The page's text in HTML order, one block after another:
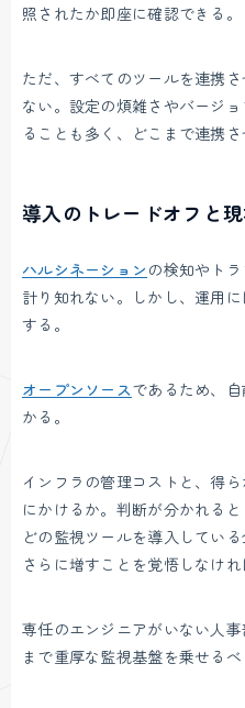
照されたか即座に確認できる。
ただ、すべてのツールを連携
ない。設定の煩雑さやバージ
ることも多く、どこまで連携さ
導入のトレードオフと
ハルシネーション の検知やト
計り知れない。しかし、運用
する。
オープンソースであるため、
かる。
インフラの管理コストと、得
にかけるか。判断が分かれる
どの監視ツールを導入してい
さらに増すことを覚悟しなけれ
専任のエンジニアがいない人
まで重厚な監視基盤を乗せるべ